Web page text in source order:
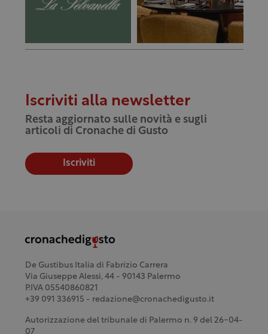
Iscriviti alla newsletter
Resta aggiornato sulle novità e sugli
articoli di Cronache di Gusto
Iscriviti
De Gustibus Italia di Fabrizio Carrera
Via Giuseppe Alessi, 44 - 90143 Palermo
P.IVA 05540860821
+39 091 336915 - redazione@cronachedigusto.it
Autorizzazione del tribunale di Palermo n. 9 del 26-04-
07